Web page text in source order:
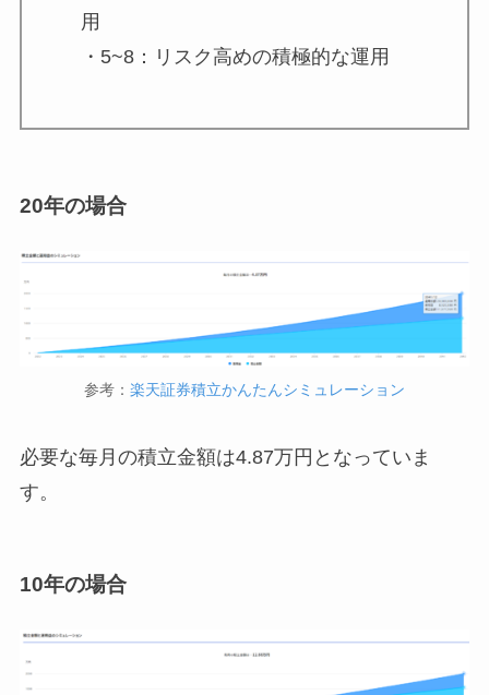
用
・5~8：リスク高めの積極的な運用
20年の場合
参考： 楽天証券積立かんたんシミュレーション
必要な毎月の積立金額は4.87万円となっていま
す。
10年の場合